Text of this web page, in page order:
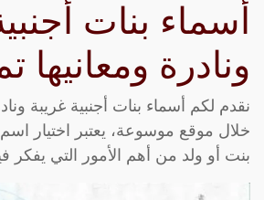
أسماء بنات
ونادرة ومعانيها
نقدم لكم أسماء بنات أجنبية غريبة
خلال موقع موسوعة، يعتبر اختيار
بنت أو ولد من أهم الأمور التي يفكر